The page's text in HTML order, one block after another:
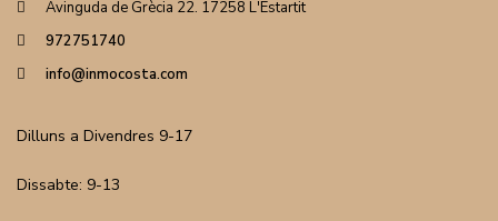
Avinguda de Grècia 22. 17258 L'Estartit
972751740
info@inmocosta.com
Dilluns a Divendres 9-17
Dissabte: 9-13